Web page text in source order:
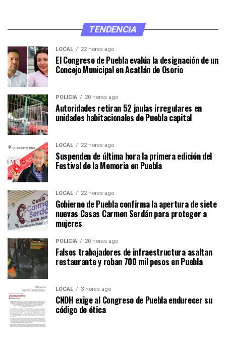
TENDENCIA
LOCAL 22 horas ago
El Congreso de Puebla evalúa la designación de un
Concejo Municipal en Acatlán de Osorio
POLICÍA 20 horas ago
Autoridades retiran 52 jaulas irregulares en
unidades habitacionales de Puebla capital
LOCAL 22 horas ago
Suspenden de última hora la primera edición del
Festival de la Memoria en Puebla
LOCAL 22 horas ago
Gobierno de Puebla confirma la apertura de siete
nuevas Casas Carmen Serdán para proteger a
mujeres
POLICÍA 20 horas ago
Falsos trabajadores de infraestructura asaltan
restaurante y roban 700 mil pesos en Puebla
LOCAL 3 horas ago
CNDH exige al Congreso de Puebla endurecer su
código de ética